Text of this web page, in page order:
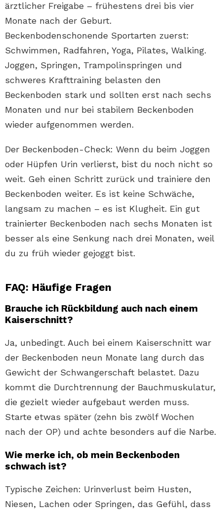
ärztlicher Freigabe – frühestens drei bis vier
Monate nach der Geburt.
Beckenbodenschonende Sportarten zuerst:
Schwimmen, Radfahren, Yoga, Pilates, Walking.
Joggen, Springen, Trampolinspringen und
schweres Krafttraining belasten den
Beckenboden stark und sollten erst nach sechs
Monaten und nur bei stabilem Beckenboden
wieder aufgenommen werden.
Der Beckenboden-Check: Wenn du beim Joggen
oder Hüpfen Urin verlierst, bist du noch nicht so
weit. Geh einen Schritt zurück und trainiere den
Beckenboden weiter. Es ist keine Schwäche,
langsam zu machen – es ist Klugheit. Ein gut
trainierter Beckenboden nach sechs Monaten ist
besser als eine Senkung nach drei Monaten, weil
du zu früh wieder gejoggt bist.
FAQ: Häufige Fragen
Brauche ich Rückbildung auch nach einem
Kaiserschnitt?
Ja, unbedingt. Auch bei einem Kaiserschnitt war
der Beckenboden neun Monate lang durch das
Gewicht der Schwangerschaft belastet. Dazu
kommt die Durchtrennung der Bauchmuskulatur,
die gezielt wieder aufgebaut werden muss.
Starte etwas später (zehn bis zwölf Wochen
nach der OP) und achte besonders auf die Narbe.
Wie merke ich, ob mein Beckenboden
schwach ist?
Typische Zeichen: Urinverlust beim Husten,
Niesen, Lachen oder Springen, das Gefühl, dass